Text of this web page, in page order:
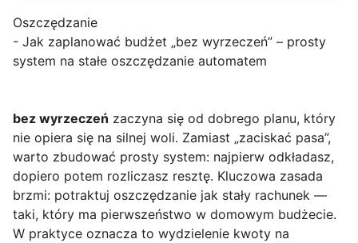
Oszczędzanie
- Jak zaplanować budżet „bez wyrzeczeń” – prosty
system na stałe oszczędzanie automatem
bez wyrzeczeń zaczyna się od dobrego planu, który
nie opiera się na silnej woli. Zamiast „zaciskać pasa”,
warto zbudować prosty system: najpierw odkładasz,
dopiero potem rozliczasz resztę. Kluczowa zasada
brzmi: potraktuj oszczędzanie jak stały rachunek —
taki, który ma pierwszeństwo w domowym budżecie.
W praktyce oznacza to wydzielenie kwoty na